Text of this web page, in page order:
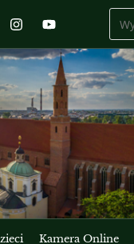
Kamera Online